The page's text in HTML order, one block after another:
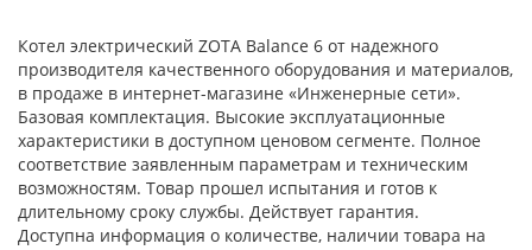
Котел электрический ZOTA Balance 6 от надежного
производителя качественного оборудования и материалов,
в продаже в интернет-магазине «Инженерные сети».
Базовая комплектация. Высокие эксплуатационные
характеристики в доступном ценовом сегменте. Полное
соответствие заявленным параметрам и техническим
возможностям. Товар прошел испытания и готов к
длительному сроку службы. Действует гарантия.
Доступна информация о количестве, наличии товара на